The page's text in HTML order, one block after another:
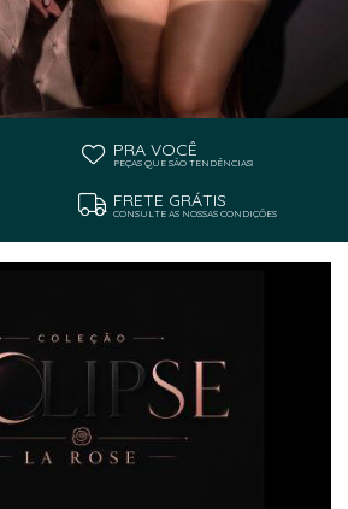
PRA VOCÊ
PEÇAS QUE SÃO TENDÊNCIAS!
FRETE GRÁTIS
CONSULTE AS NOSSAS CONDIÇÕES